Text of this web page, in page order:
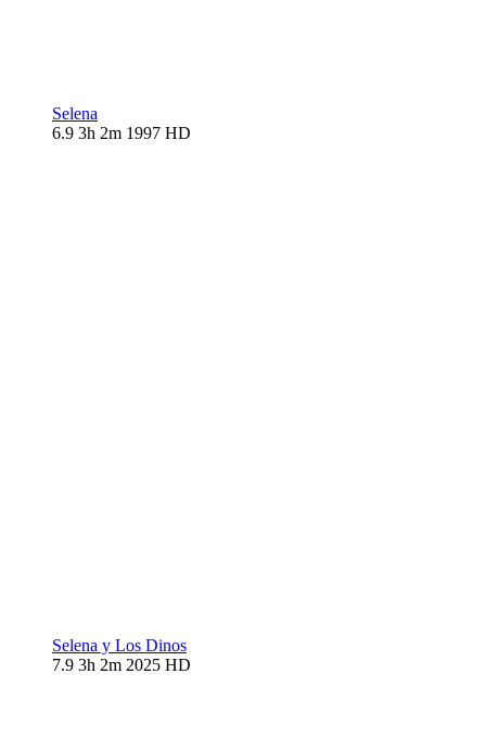
Selena
6.9 3h 2m 1997 HD
Selena y Los Dinos
7.9 3h 2m 2025 HD